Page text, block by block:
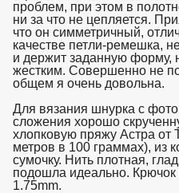
проблем, при этом в
ни за что не цепляется.
что он симметричный,
качестве петли-ремешка,
и держит заданную форму,
жестким. Совершенно не
общем я очень довольна.
Для вязания шнурка с
сложения хорошо
хлопковую пряжу Астра от
метров в 100 граммах), из
сумочку. Нить плотная,
подошла идеально.
1.75mm.